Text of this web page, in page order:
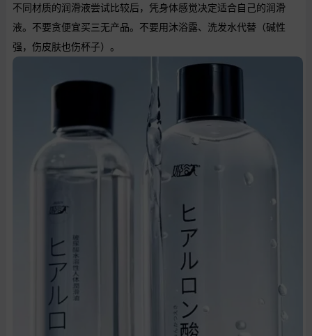
不同材质的润滑液尝试比较后，凭身体感觉决定适合自己的润滑
液。不要贪便宜买三无产品。不要用沐浴露、洗发水代替（碱性
强，伤皮肤也伤杯子）。